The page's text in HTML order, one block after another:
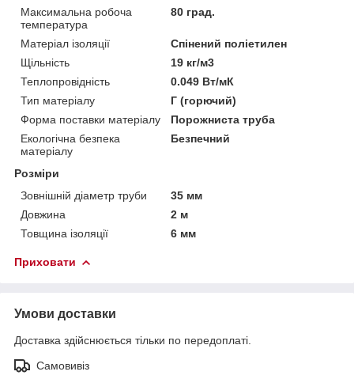
Максимальна робоча
температура
80 град.
Матеріал ізоляції
Спінений поліетилен
Щільність
19 кг/м3
Теплопровідність
0.049 Вт/мК
Тип матеріалу
Г (горючий)
Форма поставки матеріалу
Порожниста труба
Екологічна безпека
матеріалу
Безпечний
Розміри
Зовнішній діаметр труби
35 мм
Довжина
2 м
Товщина ізоляції
6 мм
Приховати
Умови доставки
Доставка здійснюється тільки по передоплаті.
Самовивіз